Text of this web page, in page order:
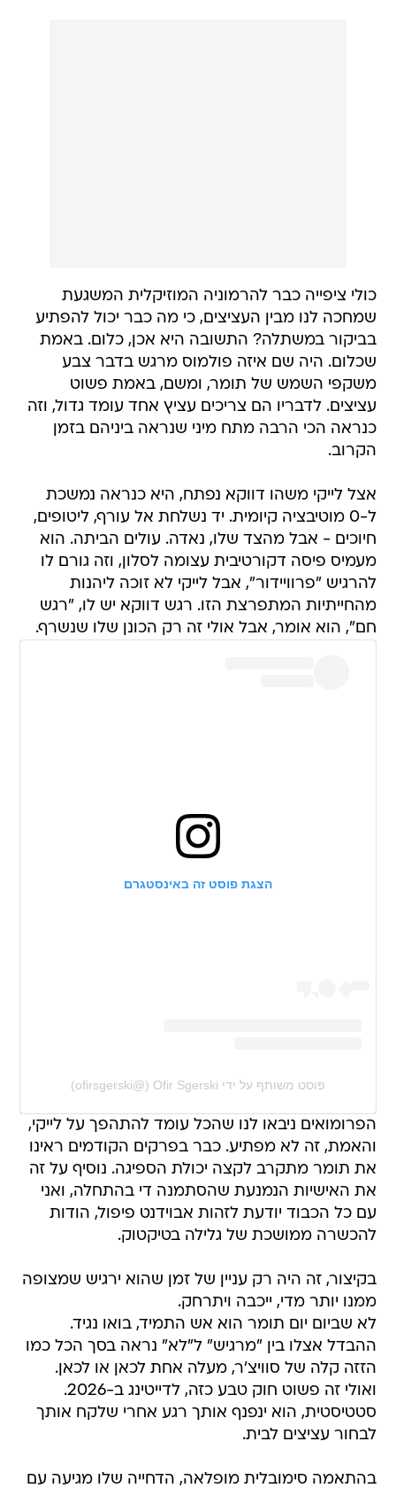
כולי ציפייה כבר להרמוניה המוזיקלית המשגעת
שמחכה לנו מבין העציצים, כי מה כבר יכול להפתיע
בביקור במשתלה? התשובה היא אכן, כלום. באמת
שכלום. היה שם איזה פולמוס מרגש בדבר צבע
משקפי השמש של תומר, ומשם, באמת פשוט
עציצים. לדבריו הם צריכים עציץ אחד עומד גדול, וזה
כנראה הכי הרבה מתח מיני שנראה ביניהם בזמן
הקרוב.
אצל לייקי משהו דווקא נפתח, היא כנראה נמשכת
ל-0 מוטיבציה קיומית. יד נשלחת אל עורף, ליטופים,
חיוכים - אבל מהצד שלו, נאדה. עולים הביתה. הוא
מעמיס פיסה דקורטיבית עצומה לסלון, וזה גורם לו
להרגיש "פרוויידור", אבל לייקי לא זוכה ליהנות
מהחייתיות המתפרצת הזו. רגש דווקא יש לו, "רגש
חם", הוא אומר, אבל אולי זה רק הכונן שלו שנשרף.
הצגת פוסט זה באינסטגרם
פוסט משותף על ידי ‏‎Ofir Sgerski‎‏ (@‏‎ofirsgerski‎‏)
הפרומואים ניבאו לנו שהכל עומד להתהפך על לייקי,
והאמת, זה לא מפתיע. כבר בפרקים הקודמים ראינו
את תומר מתקרב לקצה יכולת הספיגה. נוסיף על זה
את האישיות הנמנעת שהסתמנה די בהתחלה, ואני
עם כל הכבוד יודעת לזהות אבוידנט פיפול, הודות
להכשרה ממושכת של גלילה בטיקטוק.
בקיצור, זה היה רק עניין של זמן שהוא ירגיש שמצופה
ממנו יותר מדי, ייכבה ויתרחק.
לא שביום יום תומר הוא אש התמיד, בואו נגיד.
ההבדל אצלו בין "מרגיש" ל"לא" נראה בסך הכל כמו
הזזה קלה של סוויצ'ר, מעלה אחת לכאן או לכאן.
ואולי זה פשוט חוק טבע כזה, לדייטינג ב-2026.
סטטיסטית, הוא ינפנף אותך רגע אחרי שלקח אותך
לבחור עציצים לבית.
בהתאמה סימובלית מופלאה, הדחייה שלו מגיעה עם